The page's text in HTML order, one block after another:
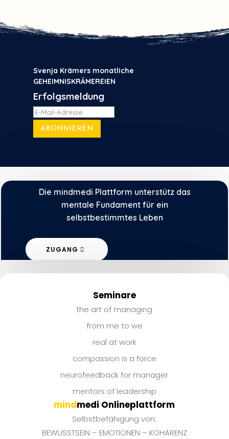
Svenja Krämers monatliche
GEHEIMNISKRÄMEREIEN
Erfolgsmeldung
ABONNIEREN
Die mindmedi Plattform unterstütz das
mentale Fundament für ein
selbstbestimmtes Leben
ZUGANG
Seminare
the art of managing
from me to we
real at work
compassion is a force
neurofeedback for manager
mentors of leadership
mindmedi Onlineplattform
Selbstbefähigung von:
BEWUSSTSEIN – EMOTIONEN – KOHÄRENZ